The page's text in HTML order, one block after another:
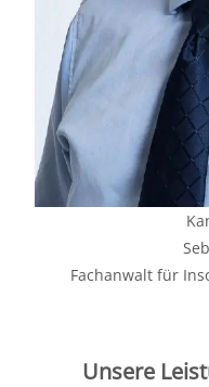
Fachanwalt für
Unsere